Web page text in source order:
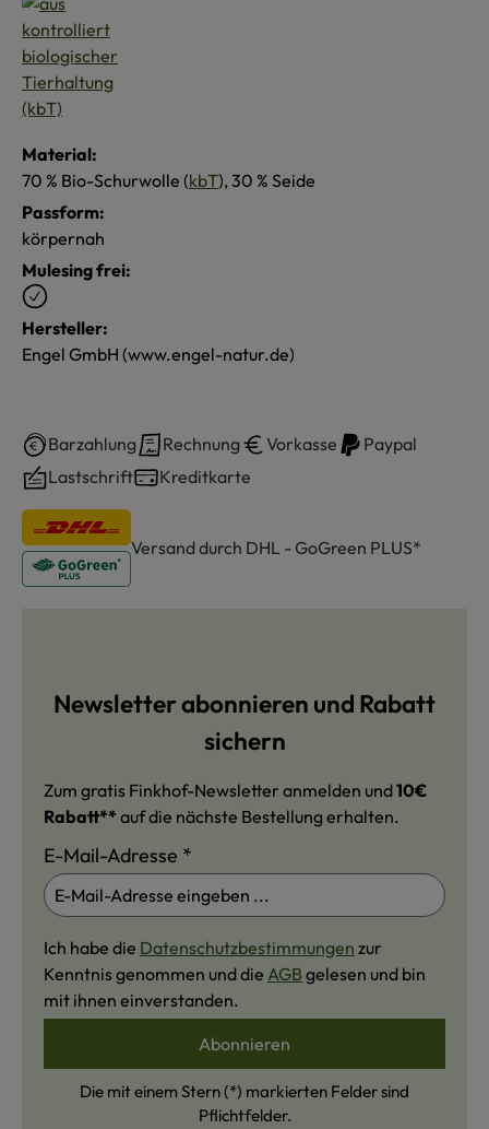
Material:
70 % Bio-Schurwolle (kbT), 30 % Seide
Passform:
körpernah
Mulesing frei:
Hersteller:
Engel GmbH (www.engel-natur.de)
Barzahlung Rechnung Vorkasse
Paypal
Lastschrift
Kreditkarte
Versand durch DHL - GoGreen PLUS*
Newsletter abonnieren und Rabatt
sichern
Zum gratis Finkhof-Newsletter anmelden und10€
Rabatt** auf die nächste Bestellung erhalten.
E-Mail-Adresse *
Ich habe die Datenschutzbestimmungen zur
Kenntnis genommen und die AGB gelesen und bin
mit ihnen einverstanden.
Abonnieren
Die mit einem Stern (*) markierten Felder sind
Pflichtfelder.